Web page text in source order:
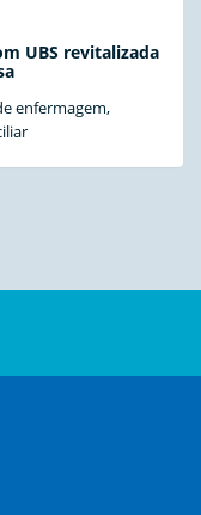
UBS revitalizada
enfermagem,